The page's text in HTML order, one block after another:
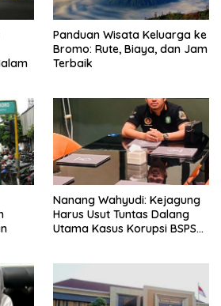
Panduan Wisata Keluarga ke
Bromo: Rute, Biaya, dan Jam
Terbaik
Nanang Wahyudi: Kejagung
Harus Usut Tuntas Dalang
Utama Kasus Korupsi BSPS